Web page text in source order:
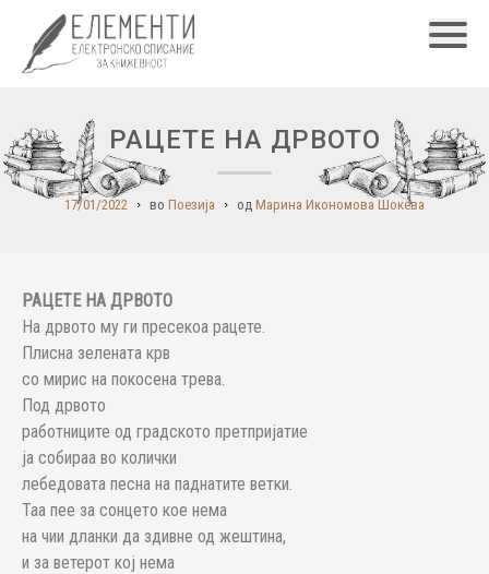
РАЦЕТЕ НА ДРВОТО
17/01/2022 во Поезија од Марина Икономова Шокева
РАЦЕТЕ НА ДРВОТО
На дрвото му ги пресекоа рацете.
Плисна зелената крв
со мирис на покосена трева.
Под дрвото
работниците од градското претпријатие
ја собираа во колички
лебедовата песна на паднатите ветки.
Таа пее за сонцето кое нема
на чии дланки да здивне од жештина,
и за ветерот кој нема